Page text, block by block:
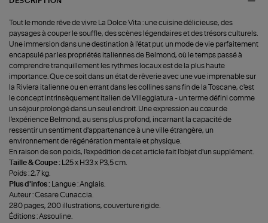
Tout le monde rêve de vivre La Dolce Vita : une cuisine délicieuse, des
paysages à couper le souffle, des scènes légendaires et des trésors culturels.
Une immersion dans une destination à l'état pur, un mode de vie parfaitement
encapsulé par les propriétés italiennes de Belmond, où le temps passé à
comprendre tranquillement les rythmes locaux est de la plus haute
importance. Que ce soit dans un état de rêverie avec une vue imprenable sur
la Riviera italienne ou en errant dans les collines sans fin de la Toscane, c'est
le concept intrinsèquement italien de Villeggiatura - un terme défini comme
un séjour prolongé dans un seul endroit. Une expression au cœur de
l'expérience Belmond, au sens plus profond, incarnant la capacité de
ressentir un sentiment d'appartenance à une ville étrangère, un
environnement de régénération mentale et physique.
En raison de son poids, l'expédition de cet article fait l'objet d'un supplément.
Taille & Coupe :
L25 x H33 x P3,5 cm.
Poids : 2,7 kg.
Plus d'infos :
Langue : Anglais.
Auteur : Cesare Cunaccia.
280 pages, 200 illustrations, couverture rigide.
Éditions : Assouline.